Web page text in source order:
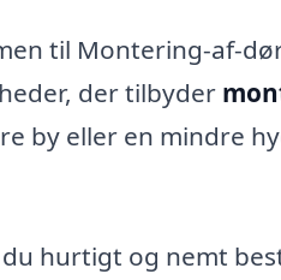
til Montering-af-
der tilbyder
by eller en mindre
du hurtigt og nemt